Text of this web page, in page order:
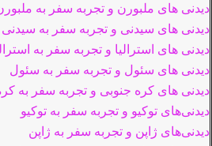
دیدنی های ملبورن و تجربه سفر به
دیدنی های سیدنی و تجربه سفر به سیدنی
دیدنی های استرالیا و تجربه سفر به
دیدنی های سئول و تجربه سفر به سئول
دیدنی های کره جنوبی و تجربه سفر به
دیدنی‌های توکیو و تجربه سفر به توکیو
دیدنی‌های ژاپن و تجربه سفر به ژاپن